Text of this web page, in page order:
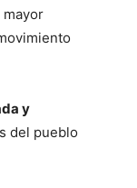
mayor
y
del pueblo